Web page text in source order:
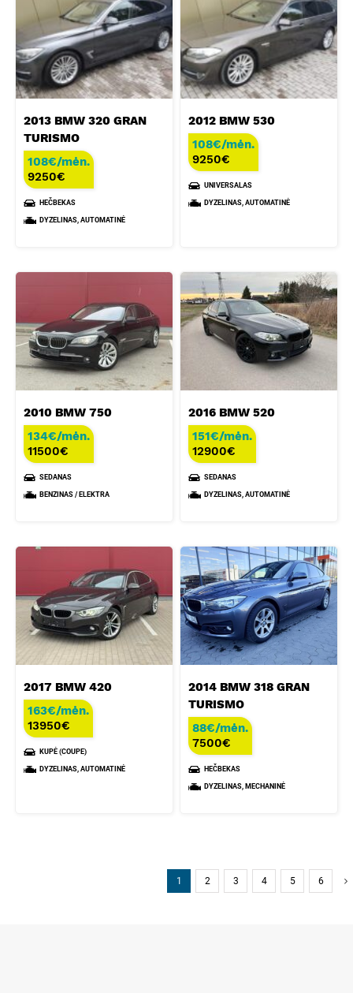
2013 BMW 320 GRAN
TURISMO
108€/mėn.
9250€
HEČBEKAS
DYZELINAS, AUTOMATINĖ
2012 BMW 530
108€/mėn.
9250€
UNIVERSALAS
DYZELINAS, AUTOMATINĖ
2010 BMW 750
134€/mėn.
11500€
SEDANAS
BENZINAS / ELEKTRA
2016 BMW 520
151€/mėn.
12900€
SEDANAS
DYZELINAS, AUTOMATINĖ
2017 BMW 420
163€/mėn.
13950€
KUPĖ (COUPE)
DYZELINAS, AUTOMATINĖ
2014 BMW 318 GRAN
TURISMO
88€/mėn.
7500€
HEČBEKAS
DYZELINAS, MECHANINĖ
1 2 3 4 5 6